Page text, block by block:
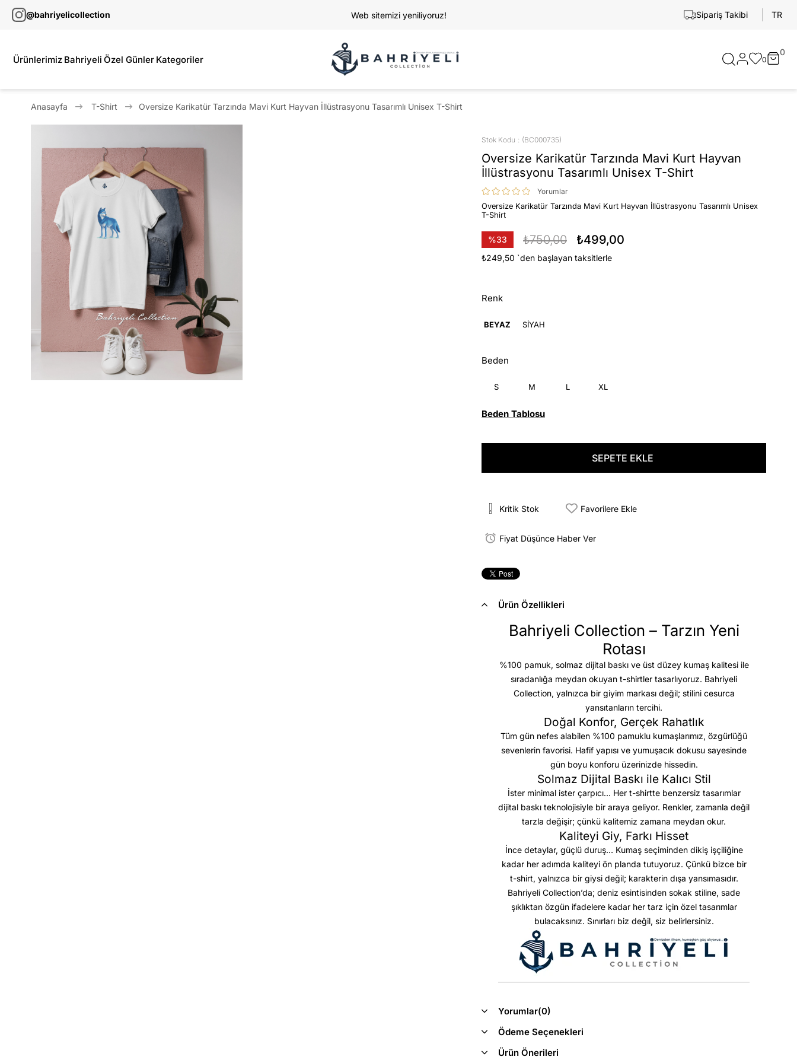
@bahriyelicollection Web sitemizi yeniliyoruz! Sipariş Takibi TR
Ürünlerimiz Bahriyeli Özel Günler Kategoriler 0
0
Anasayfa T-Shirt Oversize Karikatür Tarzında Mavi Kurt Hayvan İllüstrasyonu Tasarımlı Unisex T-Shirt
Stok Kodu (BC000735)
Oversize Karikatür Tarzında Mavi Kurt Hayvan
İllüstrasyonu Tasarımlı Unisex T-Shirt
Yorumlar
Oversize Karikatür Tarzında Mavi Kurt Hayvan İllüstrasyonu Tasarımlı Unisex
T-Shirt
%33
İndirim
₺750,00 ₺499,00
₺249,50 `den başlayan taksitlerle
Renk
BEYAZ SİYAH
Beden
S M L XL
Beden Tablosu
Kritik Stok Favorilere Ekle
Fiyat Düşünce Haber Ver
Ürün Özellikleri
Bahriyeli Collection – Tarzın Yeni
Rotası
%100 pamuk, solmaz dijital baskı ve üst düzey kumaş kalitesiile
sıradanlığa meydan okuyan t-shirtler tasarlıyoruz. Bahriyeli
Collection, yalnızca bir giyim markası değil; stilini cesurca
yansıtanların tercihi.
Doğal Konfor, Gerçek Rahatlık
Tüm gün nefes alabilen %100 pamuklu kumaşlarımız, özgürlüğü
sevenlerin favorisi. Hafif yapısı ve yumuşacık dokusu sayesinde
gün boyu konforu üzerinizde hissedin.
Solmaz Dijital Baskı ile Kalıcı Stil
İster minimal ister çarpıcı… Her t-shirtte benzersiz tasarımlar
dijital baskı teknolojisiyle bir araya geliyor. Renkler, zamanla değil
tarzla değişir; çünkü kalitemiz zamana meydan okur.
Kaliteyi Giy, Farkı Hisset
İnce detaylar, güçlü duruş… Kumaş seçiminden dikiş işçiliğine
kadar her adımda kaliteyi ön planda tutuyoruz. Çünkü bizce bir
t-shirt, yalnızca bir giysi değil; karakterin dışa yansımasıdır.
Bahriyeli Collection’da; deniz esintisinden sokak stiline, sade
şıklıktan özgün ifadelere kadar her tarz için özel tasarımlar
bulacaksınız. Sınırları biz değil, siz belirlersiniz.
Yorumlar(0)
Ödeme Seçenekleri
Ürün Önerileri